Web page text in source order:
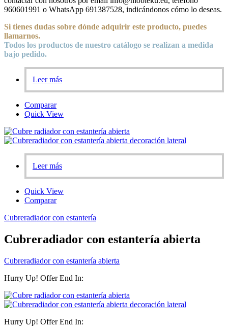
960601991 o WhatsApp 691387528, indicándonos cómo lo deseas.
Si tienes dudas sobre dónde adquirir este producto, puedes
llamarnos.
Todos los productos de nuestro catálogo se realizan a medida
bajo pedido.
Leer más
Comparar
Quick View
Leer más
Quick View
Comparar
Cubreradiador con estantería
Cubreradiador con estantería abierta
Cubreradiador con estantería abierta
Hurry Up! Offer End In:
Hurry Up! Offer End In: